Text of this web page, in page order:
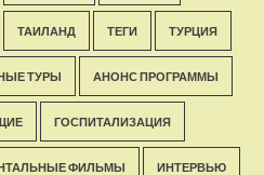
ТАИЛАНД ТЕГИ ТУРЦИЯ
ТУРЫ АНОНС ПРОГРАММЫ
ГОСПИТАЛИЗАЦИЯ
ФИЛЬМЫ ИНТЕРВЬЮ